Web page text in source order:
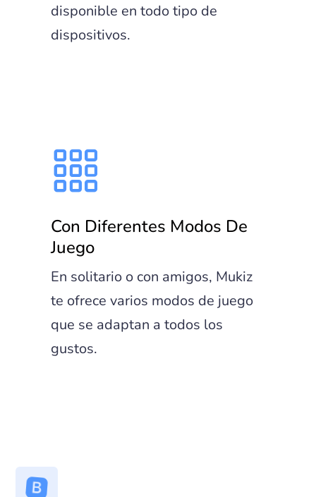
disponible en todo tipo de
dispositivos.
Con Diferentes Modos De
Juego
En solitario o con amigos, Mukiz
te ofrece varios modos de juego
que se adaptan a todos los
gustos.